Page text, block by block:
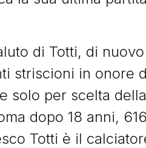
di Totti, di
striscioni in onore
solo per scelta
dopo 18 anni,
Totti è il
Storie
I Signori del